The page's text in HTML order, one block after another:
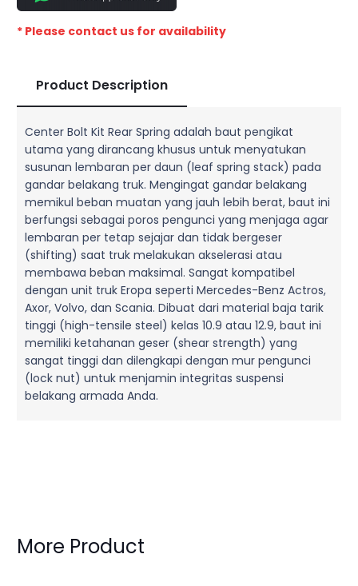
* Please contact us for availability
Product Description
Center Bolt Kit Rear Spring adalah baut pengikat
utama yang dirancang khusus untuk menyatukan
susunan lembaran per daun (leaf spring stack) pada
gandar belakang truk. Mengingat gandar belakang
memikul beban muatan yang jauh lebih berat, baut ini
berfungsi sebagai poros pengunci yang menjaga agar
lembaran per tetap sejajar dan tidak bergeser
(shifting) saat truk melakukan akselerasi atau
membawa beban maksimal. Sangat kompatibel
dengan unit truk Eropa seperti Mercedes-Benz Actros,
Axor, Volvo, dan Scania. Dibuat dari material baja tarik
tinggi (high-tensile steel) kelas 10.9 atau 12.9, baut ini
memiliki ketahanan geser (shear strength) yang
sangat tinggi dan dilengkapi dengan mur pengunci
(lock nut) untuk menjamin integritas suspensi
belakang armada Anda.
More Product